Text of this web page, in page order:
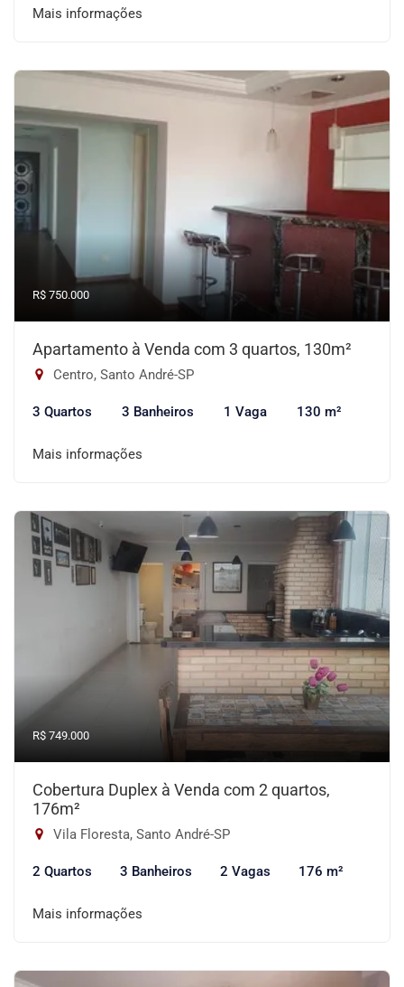
Mais informações
R$ 750.000
Apartamento à Venda com 3 quartos, 130m²
Centro, Santo André-SP
3 Quartos 3 Banheiros 1 Vaga 130 m²
Mais informações
R$ 749.000
Cobertura Duplex à Venda com 2 quartos,
176m²
Vila Floresta, Santo André-SP
2 Quartos 3 Banheiros 2 Vagas 176 m²
Mais informações